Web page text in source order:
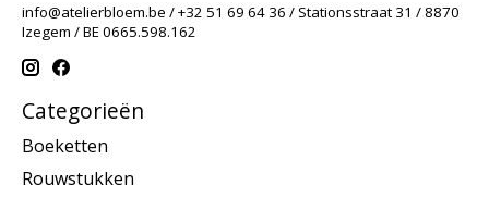
info@atelierbloem.be / +32 51 69 64 36 / Stationsstraat 31 / 8870
Izegem / BE 0665.598.162
Categorieën
Boeketten
Rouwstukken